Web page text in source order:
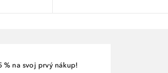
% na svoj prvý nákup!